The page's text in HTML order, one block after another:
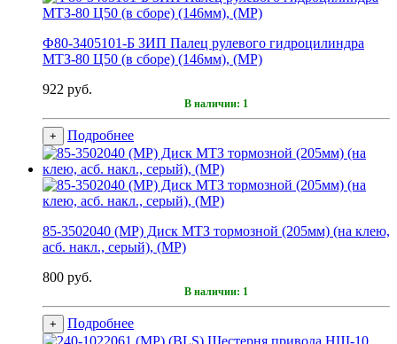
Ф80-3405101-Б ЗИП Палец рулевого гидроцилиндра
МТЗ-80 Ц50 (в сборе) (146мм), (МР)
922 руб.
В наличии: 1
+ Подробнее
85-3502040 (МР) Диск МТЗ тормозной (205мм) (на клею,
асб. накл., серый), (МР)
800 руб.
В наличии: 1
+ Подробнее